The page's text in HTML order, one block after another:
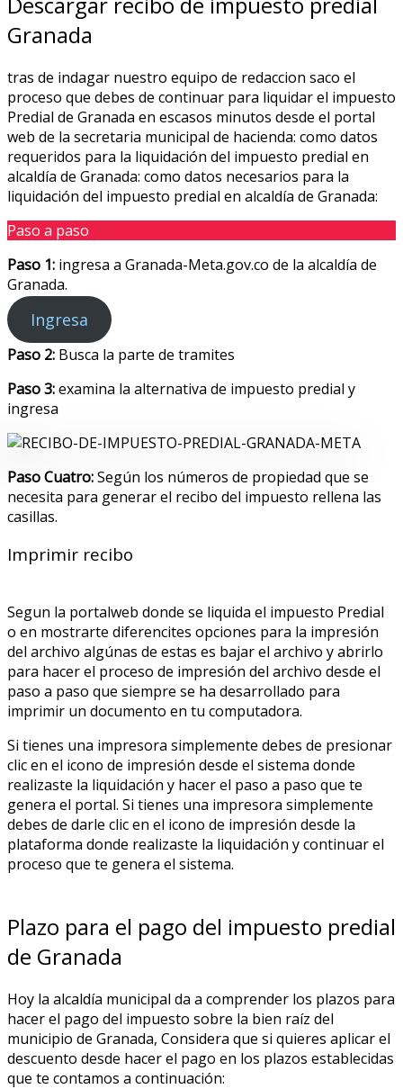
Granada
tras de indagar nuestro equipo de redaccion saco el
proceso que debes de continuar para liquidar el impuesto
Predial de Granada en escasos minutos desde el portal
web de la secretaria municipal de hacienda: como datos
requeridos para la liquidación del impuesto predial en
alcaldía de Granada: como datos necesarios para la
liquidación del impuesto predial en alcaldía de Granada:
Paso a paso
Paso 1: ingresa a Granada-Meta.gov.co de la alcaldía de
Granada.
Ingresa
Paso 2: Busca la parte de tramites
Paso 3:examina la alternativa de impuesto predial y
ingresa
Paso Cuatro:Según los números de propiedad que se
necesita para generar el recibo del impuesto rellena las
casillas.
Imprimir recibo
Segun la portalweb donde se liquida el impuesto Predial
o en mostrarte diferencites opciones para la impresión
del archivo algúnas de estas es bajar el archivo y abrirlo
para hacer el proceso de impresión del archivo desde el
paso a paso que siempre se ha desarrollado para
imprimir un documento en tu computadora.
Si tienes una impresora simplemente debes de presionar
clic en el icono de impresión desde el sistema donde
realizaste la liquidación y hacer el paso a paso que te
genera el portal. Si tienes una impresora simplemente
debes de darle clic en el icono de impresión desde la
plataforma donde realizaste la liquidación y continuar el
proceso que te genera el sistema.
Plazo para el pago del impuesto predial
de Granada
Hoy la alcaldía municipal da a comprender los plazos para
hacer el pago del impuesto sobre la bien raíz del
municipio de Granada, Considera que si quieres aplicar el
descuento desde hacer el pago en los plazos establecidas
que te contamos a continuación: